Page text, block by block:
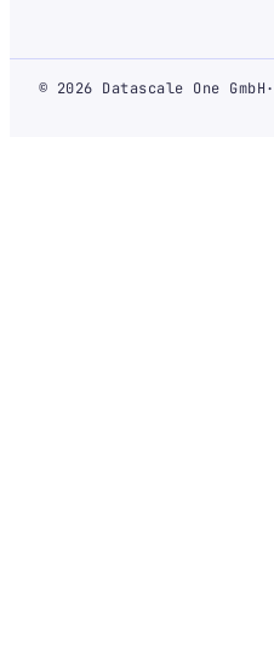
© 2026 Datascale One GmbH·